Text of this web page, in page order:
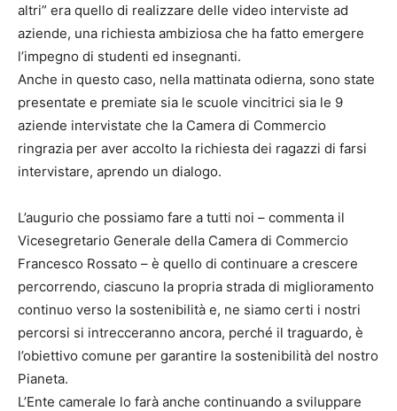
altri” era quello di realizzare delle video interviste ad
aziende, una richiesta ambiziosa che ha fatto emergere
l’impegno di studenti ed insegnanti.
Anche in questo caso, nella mattinata odierna, sono state
presentate e premiate sia le scuole vincitrici sia le 9
aziende intervistate che la Camera di Commercio
ringrazia per aver accolto la richiesta dei ragazzi di farsi
intervistare, aprendo un dialogo.
L’augurio che possiamo fare a tutti noi – commenta il
Vicesegretario Generale della Camera di Commercio
Francesco Rossato – è quello di continuare a crescere
percorrendo, ciascuno la propria strada di miglioramento
continuo verso la sostenibilità e, ne siamo certi i nostri
percorsi si intrecceranno ancora, perché il traguardo, è
l’obiettivo comune per garantire la sostenibilità del nostro
Pianeta.
L’Ente camerale lo farà anche continuando a sviluppare